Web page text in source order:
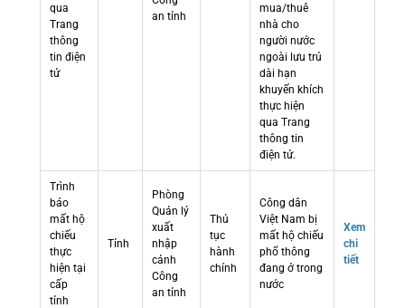
qua
Trang
thông
tin điện
tử
an tỉnh
mua/thuê
nhà cho
người nước
ngoài lưu trú
dài hạn
khuyến khích
thực hiện
qua Trang
thông tin
điện tử.
Trình
báo
mất hộ
chiếu
thực
hiện tại
cấp
tỉnh
Tỉnh
Phòng
Quản lý
xuất
nhập
cảnh
Công
an tỉnh
Thủ
tục
hành
chính
Công dân
Việt Nam bị
mất hộ chiếu
phổ thông
đang ở trong
nước
Xem
chi
tiết